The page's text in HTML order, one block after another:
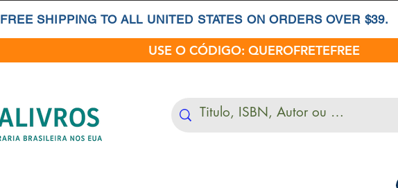
FREE SHIPPING TO ALL UNITED STATES ON ORDERS OVER $39.
USE O CÓDIGO: QUEROFRETEFREE